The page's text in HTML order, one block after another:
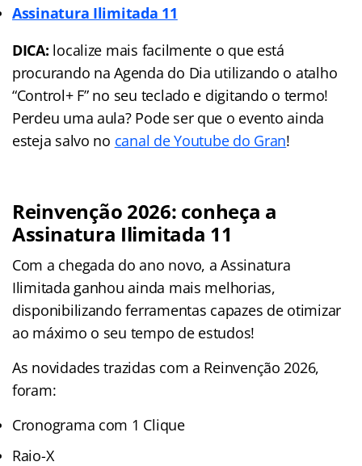
Assinatura Ilimitada 11
DICA: localize mais facilmente o que está
procurando na Agenda do Dia utilizando o atalho
“Control+ F” no seu teclado e digitando o termo!
Perdeu uma aula? Pode ser que o evento ainda
esteja salvo no canal de Youtube do Gran!
Reinvenção 2026: conheça a
Assinatura Ilimitada 11
Com a chegada do ano novo, a Assinatura
Ilimitada ganhou ainda mais melhorias,
disponibilizando ferramentas capazes de otimizar
ao máximo o seu tempo de estudos!
As novidades trazidas com a Reinvenção 2026,
foram:
Cronograma com 1 Clique
Raio-X